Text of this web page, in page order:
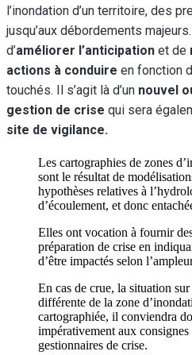
l’inondation d’un territoire, des
jusqu’aux débordements
d’améliorer l’anticipation et de
actions à conduire en fonction
touchés. Il s’agit là d’un nouvel
gestion de crise qui sera
site de vigilance.
Les cartographies de zones
sont le résultat de
hypothèses relatives à
d’écoulement, et donc
Elles ont vocation à fournir
préparation de crise en
d’être impactés selon
En cas de crue, la situation
différente de la zone
cartographiée, il conviendra
impérativement aux
gestionnaires de crise.